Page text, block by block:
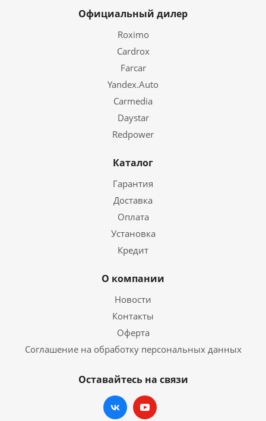
Официальный дилер
Roximo
Cardrox
Farcar
Yandex.Auto
Carmedia
Daystar
Redpower
Каталог
Гарантия
Доставка
Оплата
Установка
Кредит
О компании
Новости
Контакты
Оферта
Соглашение на обработку персональных данных
Оставайтесь на связи